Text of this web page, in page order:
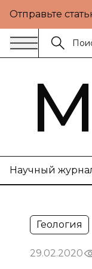
Отправьте
Научный
Геология
29.02.2020